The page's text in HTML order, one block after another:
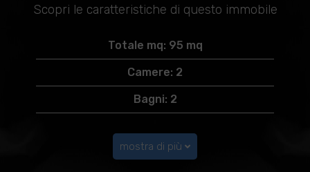
Scopri le caratteristiche di questo immobile
Totale mq: 95 mq
Camere: 2
Bagni: 2
mostra di più